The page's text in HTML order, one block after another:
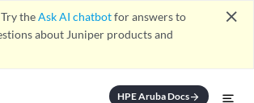
Try theAsk AI chatbotfor answers to
about Juniper products and
close
HPE Aruba Docsarrow_forward